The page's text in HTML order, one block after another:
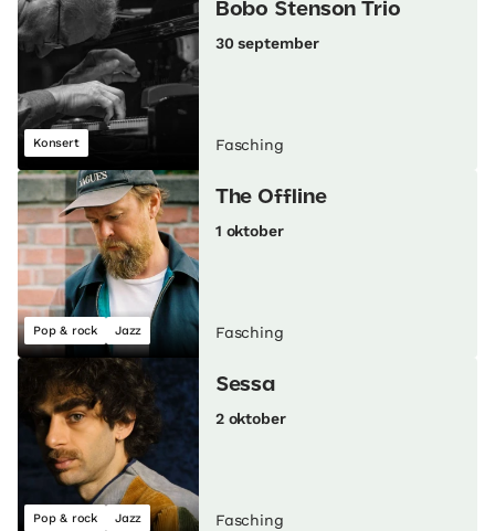
Konsert
Bobo Stenson Trio
30 september
Fasching
Pop & rock Jazz
The Offline
1 oktober
Fasching
Pop & rock Jazz
Sessa
2 oktober
Fasching